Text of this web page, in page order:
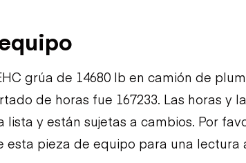
grúa de 14680 lb en camión de
de horas fue 167233. Las horas y
y están sujetas a cambios. Por
esta pieza de equipo para una lectura